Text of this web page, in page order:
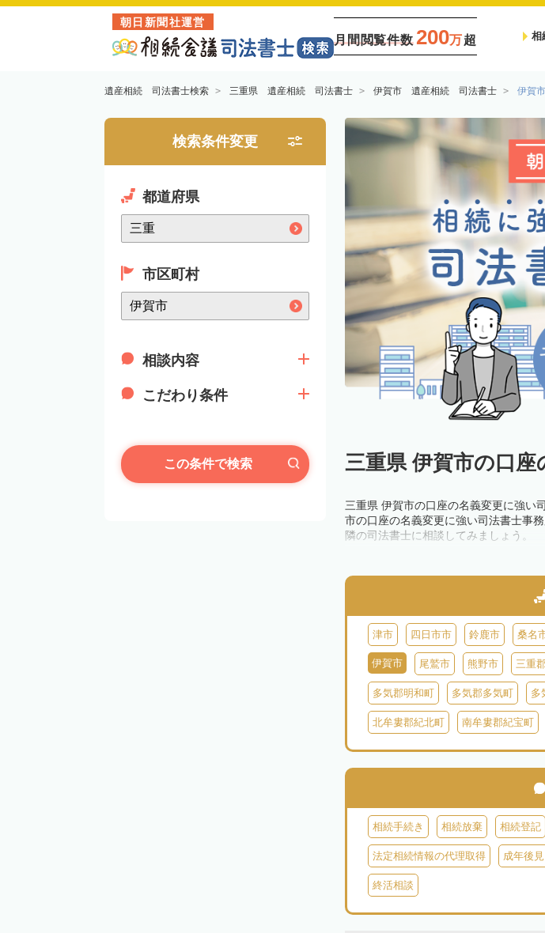
朝日新聞社運営
月間閲覧件数 200万超 相
遺産相続 司法書士検索 三重県 遺産相続 司法書士 伊賀市 遺産相続 司法書士 伊賀
検索条件変更
都道府県
市区町村
相談内容
こだわり条件
この条件で検索 三重県 伊賀市の口
三重県 伊賀市の口座の名義変更に強い
市の口座の名義変更に強い司法書士事
隣の司法書士に相談してみましょう。
津市 四日市市 鈴鹿市 桑名
伊賀市 尾鷲市 熊野市 三重
多気郡明和町 多気郡多気町 多
北牟婁郡紀北町 南牟婁郡紀宝町
相続手続き 相続放棄 相続登記
法定相続情報の代理取得 成年後
終活相談